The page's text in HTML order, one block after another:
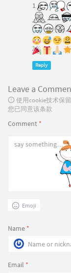
1
Reply
Leave a
使用cookie技术保
您已同意该条款
Comment *
Emoji
Name *
Email *